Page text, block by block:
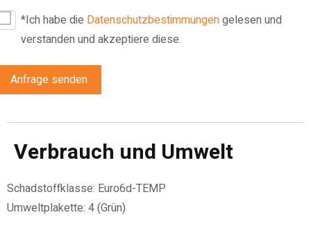
*Ich habe die Datenschutzbestimmungengelesen und
verstanden und akzeptiere diese.
Anfrage senden
Verbrauch und Umwelt
Schadstoffklasse: Euro6d-TEMP
Umweltplakette: 4 (Grün)